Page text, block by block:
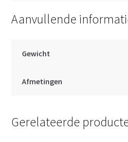
Aanvullende
Gewicht
Afmetingen
Gerelateerde